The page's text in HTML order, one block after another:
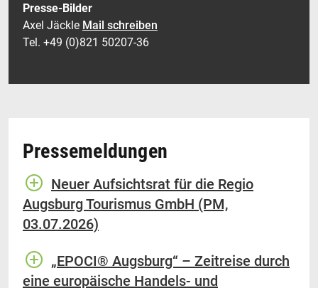
Presse-Bilder
Axel Jäckle Mail schreiben
Tel. +49 (0)821 50207-36
Pressemeldungen
Neuer Aufsichtsrat für die Regio
Augsburg Tourismus GmbH (PM,
03.07.2026)
„EPOCI® Augsburg“ – Zeitreise durch
eine europäische Handels- und